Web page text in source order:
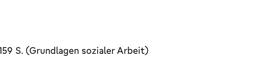
S. (Grundlagen sozialer Arbeit)